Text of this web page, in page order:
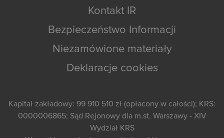
Kontakt IR
Bezpieczeństwo Informacji
Niezamówione materiały
Deklaracje cookies
Kapitał zakładowy: 99 910 510 zł (opłacony w całości); KRS:
0000006865; Sąd Rejonowy dla m.st. Warszawy - XIV
Wydział KRS